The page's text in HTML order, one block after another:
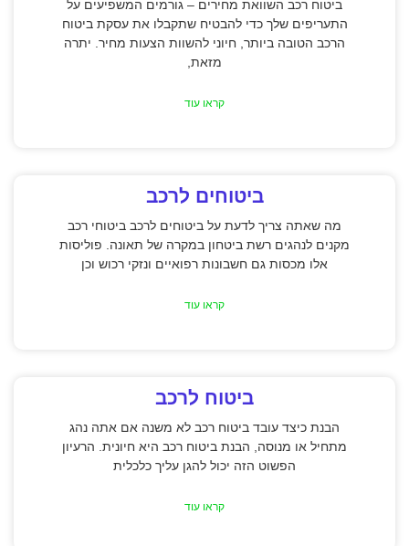
ביטוח רכב השוואת מחירים – גורמים המשפיעים על
התעריפים שלך כדי להבטיח שתקבלו את עסקת ביטוח
הרכב הטובה ביותר, חיוני להשוות הצעות מחיר. יתרה
מזאת,
קראו עוד
ביטוחים לרכב
מה שאתה צריך לדעת על ביטוחים לרכב ביטוחי רכב
מקנים לנהגים רשת ביטחון במקרה של תאונה. פוליסות
אלו מכסות גם חשבונות רפואיים ונזקי רכוש וכן
קראו עוד
ביטוח לרכב
הבנת כיצד עובד ביטוח רכב לא משנה אם אתה נהג
מתחיל או מנוסה, הבנת ביטוח רכב היא חיונית. הרעיון
הפשוט הזה יכול להגן עליך כלכלית
קראו עוד